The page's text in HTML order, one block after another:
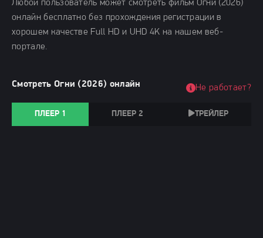
Любой пользователь может смотреть фильм Огни (2026)
онлайн бесплатно без прохождения регистрации в
хорошем качестве Full HD и UHD 4K на нашем веб-
портале.
Смотреть Огни (2026) онлайн
ПЛЕЕР 1 ПЛЕЕР 2 ТРЕЙЛЕР
Не работает?